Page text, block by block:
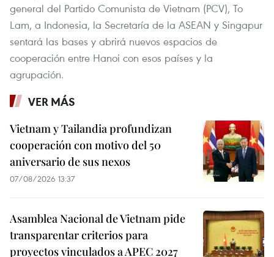
general del Partido Comunista de Vietnam (PCV), To
Lam, a Indonesia, la Secretaría de la ASEAN y Singapur
sentará las bases y abrirá nuevos espacios de
cooperación entre Hanoi con esos países y la
agrupación.
VER MÁS
Vietnam y Tailandia profundizan
cooperación con motivo del 50
aniversario de sus nexos
07/08/2026 13:37
Asamblea Nacional de Vietnam pide
transparentar criterios para
proyectos vinculados a APEC 2027